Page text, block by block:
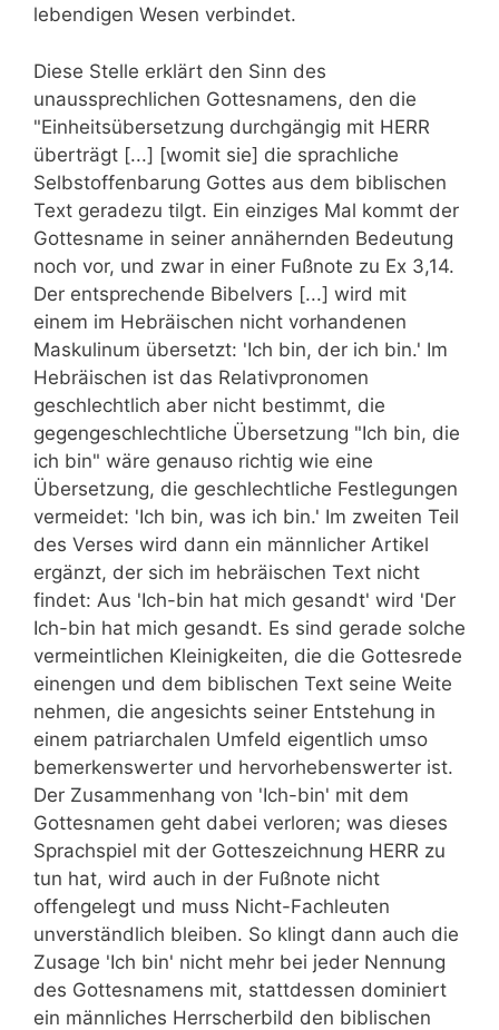
lebendigen Wesen verbindet.
Diese Stelle erklärt den Sinn des
unaussprechlichen Gottesnamens, den die
"Einheitsübersetzung durchgängig mit HERR
überträgt [...] [womit sie] die sprachliche
Selbstoffenbarung Gottes aus dem biblischen
Text geradezu tilgt. Ein einziges Mal kommt der
Gottesname in seiner annähernden Bedeutung
noch vor, und zwar in einer Fußnote zu Ex 3,14.
Der entsprechende Bibelvers [...] wird mit
einem im Hebräischen nicht vorhandenen
Maskulinum übersetzt: 'Ich bin, der ich bin.' Im
Hebräischen ist das Relativpronomen
geschlechtlich aber nicht bestimmt, die
gegengeschlechtliche Übersetzung "Ich bin, die
ich bin" wäre genauso richtig wie eine
Übersetzung, die geschlechtliche Festlegungen
vermeidet: 'Ich bin, was ich bin.' Im zweiten Teil
des Verses wird dann ein männlicher Artikel
ergänzt, der sich im hebräischen Text nicht
findet: Aus 'Ich-bin hat mich gesandt' wird 'Der
Ich-bin hat mich gesandt. Es sind gerade solche
vermeintlichen Kleinigkeiten, die die Gottesrede
einengen und dem biblischen Text seine Weite
nehmen, die angesichts seiner Entstehung in
einem patriarchalen Umfeld eigentlich umso
bemerkenswerter und hervorhebenswerter ist.
Der Zusammenhang von 'Ich-bin' mit dem
Gottesnamen geht dabei verloren; was dieses
Sprachspiel mit der Gotteszeichnung HERR zu
tun hat, wird auch in der Fußnote nicht
offengelegt und muss Nicht-Fachleuten
unverständlich bleiben. So klingt dann auch die
Zusage 'Ich bin' nicht mehr bei jeder Nennung
des Gottesnamens mit, stattdessen dominiert
ein männliches Herrscherbild den biblischen